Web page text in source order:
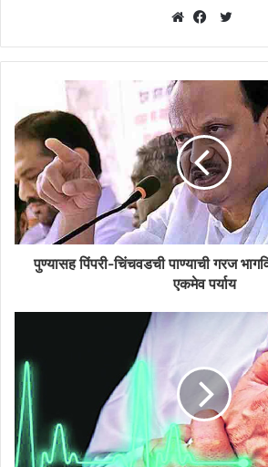
Twitter
पुण्यासह पिंपरी-चिंचवडची पाण्याची गरज
एकमेव पर्याय